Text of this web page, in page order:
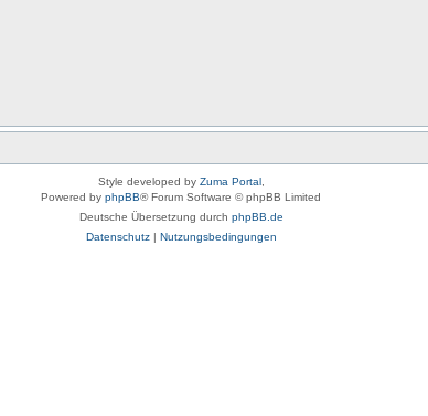
Style developed by Zuma Portal,
Powered by phpBB® Forum Software © phpBB Limited
Deutsche Übersetzung durch phpBB.de
Datenschutz| Nutzungsbedingungen